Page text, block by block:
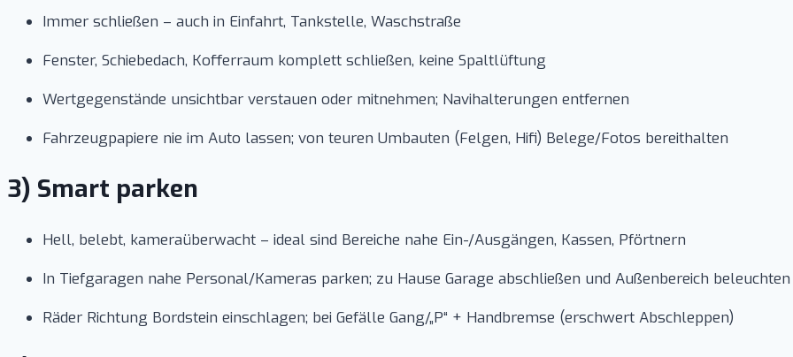
Immer schließen – auch in Einfahrt, Tankstelle, Waschstraße
Fenster, Schiebedach, Kofferraum komplett schließen, keine Spaltlüftung
Wertgegenstände unsichtbar verstauen oder mitnehmen; Navihalterungen entfernen
Fahrzeugpapiere nie im Auto lassen; von teuren Umbauten (Felgen, Hifi) Belege/Fotos bereithalten
3) Smart parken
Hell, belebt, kameraüberwacht – ideal sind Bereiche nahe Ein-/Ausgängen, Kassen, Pförtnern
In Tiefgaragen nahe Personal/Kameras parken; zu Hause Garage abschließen und Außenbereich beleuchten
Räder Richtung Bordstein einschlagen; bei Gefälle Gang/„P“ + Handbremse (erschwert Abschleppen)